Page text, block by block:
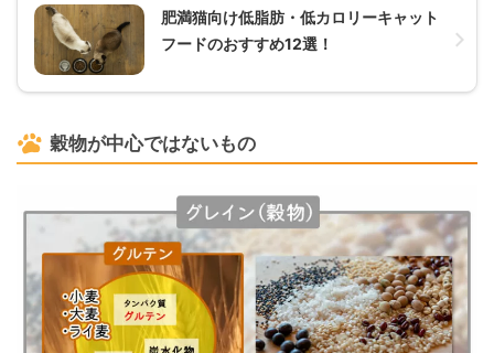
肥満猫向け低脂肪・低カロリーキャット
フードのおすすめ12選！
穀物が中心ではないもの